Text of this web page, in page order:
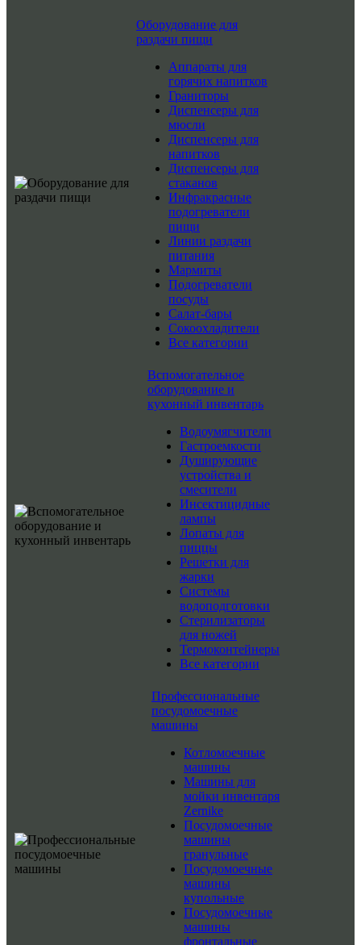
Оборудование для
раздачи пищи
Аппараты для
горячих напитков
Граниторы
Диспенсеры для
мюсли
Диспенсеры для
напитков
Диспенсеры для
стаканов
Инфракрасные
подогреватели
пищи
Линии раздачи
питания
Мармиты
Подогреватели
посуды
Салат-бары
Сокоохладители
Все категории
Вспомогательное
оборудование и
кухонный инвентарь
Водоумягчители
Гастроемкости
Душирующие
устройства и
смесители
Инсектицидные
лампы
Лопаты для
пиццы
Решетки для
жарки
Системы
водоподготовки
Стерилизаторы
для ножей
Термоконтейнеры
Все категории
Профессиональные
посудомоечные
машины
Котломоечные
машины
Машины для
мойки инвентаря
Zernike
Посудомоечные
машины
гранульные
Посудомоечные
машины
купольные
Посудомоечные
машины
фронтальные